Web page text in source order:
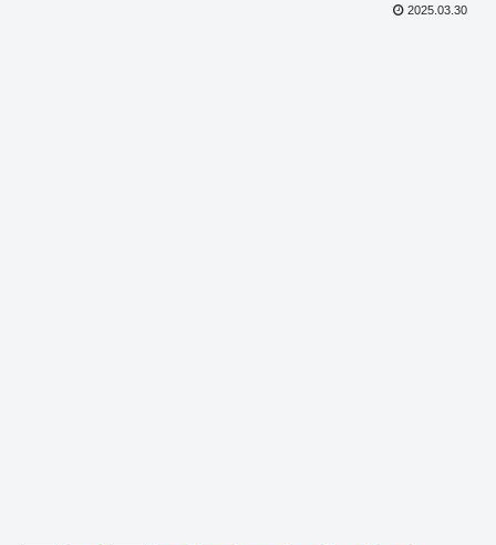
2025.03.30